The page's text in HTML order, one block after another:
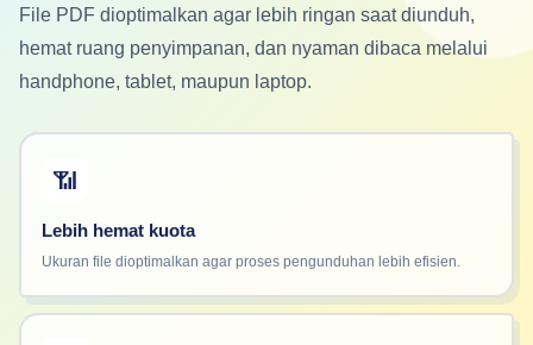
File PDF dioptimalkan agar lebih ringan saat diunduh,
hemat ruang penyimpanan, dan nyaman dibaca melalui
handphone, tablet, maupun laptop.
📶
Lebih hemat kuota
Ukuran file dioptimalkan agar proses pengunduhan lebih efisien.